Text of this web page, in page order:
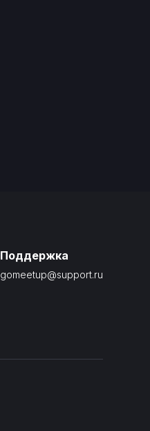
Поддержка
gomeetup@support.ru